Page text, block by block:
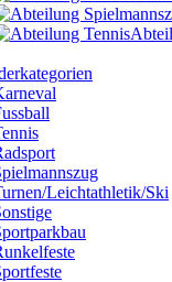
Leichtathletik/Ski